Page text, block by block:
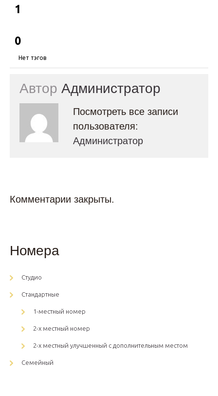
1
0
Нет тэгов
Автор Администратор
Посмотреть все записи
пользователя:
Администратор
Комментарии закрыты.
Номера
Студио
Стандартные
1-местный номер
2-х местный номер
2-х местный улучшенный с дополнительным местом
Семейный